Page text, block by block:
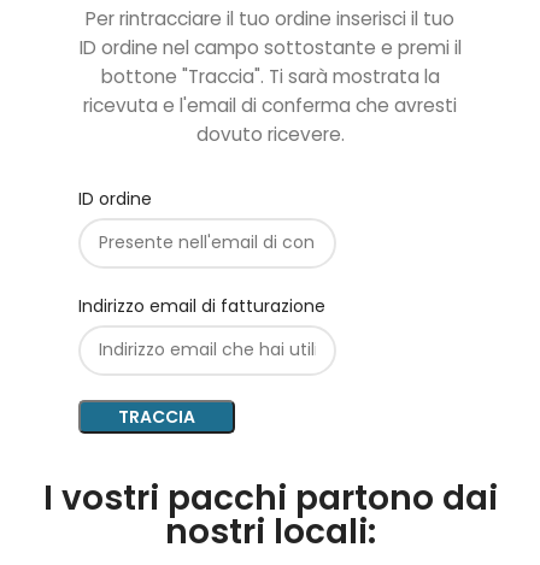
Per rintracciare il tuo ordine inserisci il tuo
ID ordine nel campo sottostante e premi il
bottone "Traccia". Ti sarà mostrata la
ricevuta e l'email di conferma che avresti
dovuto ricevere.
ID ordine
Indirizzo email di fatturazione
TRACCIA
I vostri pacchi partono dai
nostri locali: